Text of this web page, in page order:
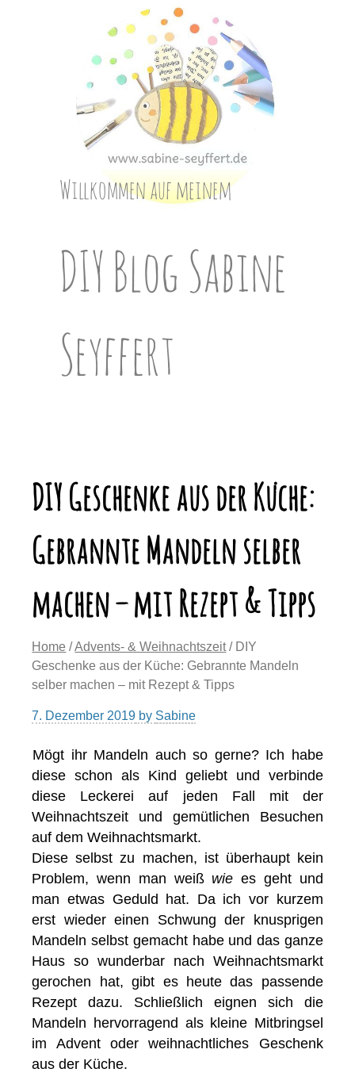
Willkommen auf meinem
DIY Blog Sabine
Seyffert
DIY Geschenke aus der Küche:
Gebrannte Mandeln selber
machen – mit Rezept & Tipps
Home /Advents- & Weihnachtszeit/ DIY
Geschenke aus der Küche: Gebrannte Mandeln
selber machen – mit Rezept & Tipps
7. Dezember 2019 by Sabine
Mögt ihr Mandeln auch so gerne? Ich habe
diese schon als Kind geliebt und verbinde
diese Leckerei auf jeden Fall mit der
Weihnachtszeit und gemütlichen Besuchen
auf dem Weihnachtsmarkt.
Diese selbst zu machen, ist überhaupt kein
Problem, wenn man weiß wie es geht und
man etwas Geduld hat. Da ich vor kurzem
erst wieder einen Schwung der knusprigen
Mandeln selbst gemacht habe und das ganze
Haus so wunderbar nach Weihnachtsmarkt
gerochen hat, gibt es heute das passende
Rezept dazu. Schließlich eignen sich die
Mandeln hervorragend als kleine Mitbringsel
im Advent oder weihnachtliches Geschenk
aus der Küche.